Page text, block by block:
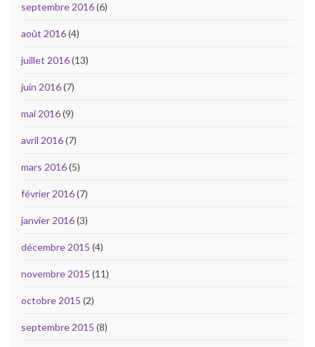
septembre 2016(6)
août 2016(4)
juillet 2016(13)
juin 2016(7)
mai 2016(9)
avril 2016(7)
mars 2016(5)
février 2016(7)
janvier 2016(3)
décembre 2015 (4)
novembre 2015 (11)
octobre 2015 (2)
septembre 2015 (8)